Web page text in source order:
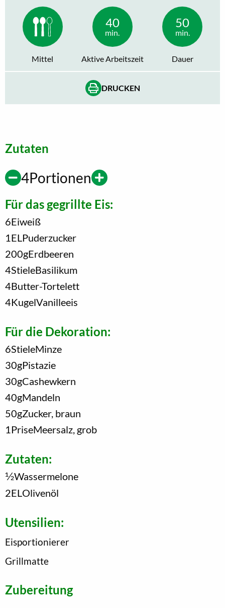
Mittel
40
min.
Aktive Arbeitszeit
50
min.
Dauer
DRUCKEN
Zutaten
4Portionen
Für das gegrillte Eis:
6Eiweiß
1 EL Puderzucker
200gErdbeeren
4StieleBasilikum
4Butter-Tortelett
4KugelVanilleeis
Für die Dekoration:
6StieleMinze
30gPistazie
30gCashewkern
40gMandeln
50gZucker, braun
1 PriseMeersalz, grob
Zutaten:
1/2Wassermelone
2EL Olivenöl
Utensilien:
Eisportionierer
Grillmatte
Zubereitung